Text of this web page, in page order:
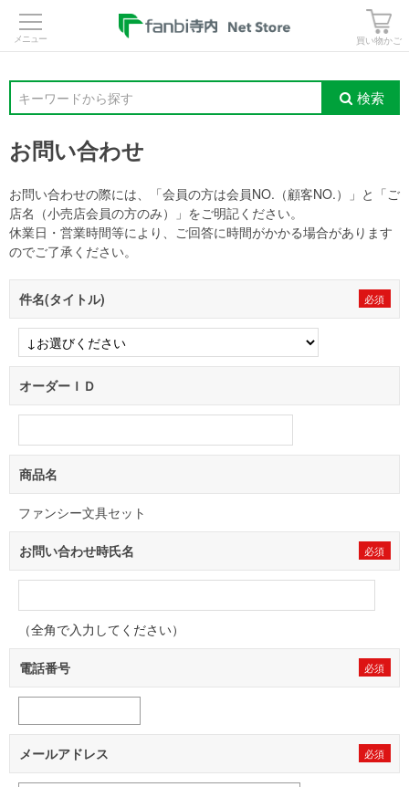
買い物かご
キーワードから探す 検索
お問い合わせ
お問い合わせの際には、「会員の方は会員NO.（顧客NO.）」と「ご
店名（小売店会員の方のみ）」をご明記ください。
休業日・営業時間等により、ご回答に時間がかかる場合があります
のでご了承ください。
件名(タイトル)
オーダーＩＤ
商品名
ファンシー文具セット
お問い合わせ時氏名
（全角で入力してください）
電話番号
メールアドレス